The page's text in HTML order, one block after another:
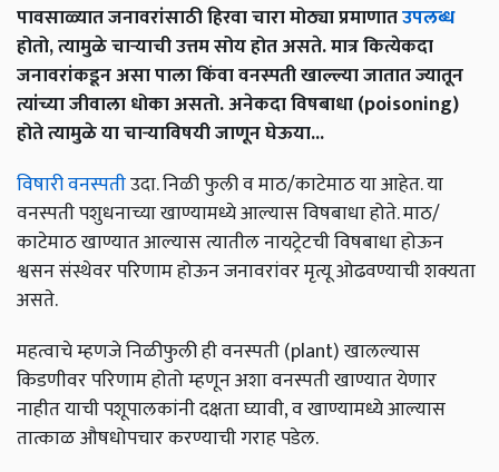
पावसाळ्यात जनावरांसाठी हिरवा चारा मोठ्या प्रमाणातउपलब्ध
होतो, त्यामुळे चाऱ्याची उत्तम सोय होत असते. मात्र कित्येकदा
जनावरांकडून असा पाला किंवा वनस्पती खाल्ल्या जातात ज्यातून
त्यांच्या जीवाला धोका असतो. अनेकदा विषबाधा (poisoning)
होते त्यामुळे या चाऱ्याविषयी जाणून घेऊया...
विषारी वनस्पतीउदा. निळी फुली व माठ/काटेमाठ या आहेत. या
वनस्पती पशुधनाच्या खाण्यामध्ये आल्यास विषबाधा होते. माठ/
काटेमाठ खाण्यात आल्यास त्यातील नायट्रेटची विषबाधा होऊन
श्वसन संस्थेवर परिणाम होऊन जनावरांवर मृत्यू ओढवण्याची शक्यता
असते.
महत्वाचे म्हणजे निळीफुली ही वनस्पती (plant) खालल्यास
किडणीवर परिणाम होतो म्हणून अशा वनस्पती खाण्यात येणार
नाहीत याची पशूपालकांनी दक्षता घ्यावी, व खाण्यामध्ये आल्यास
तात्काळ औषधोपचार करण्याची गराह पडेल.